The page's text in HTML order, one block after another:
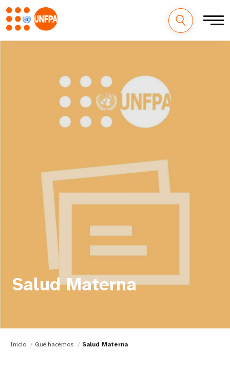
Salud Materna
Inicio Qué hacemos Salud Materna